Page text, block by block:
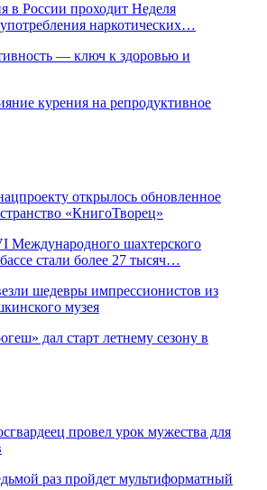
в России проходит Неделя
наркотических…
— ключ к здоровью и
курения на репродуктивное
открылось обновленное
«КнигоТворец»
Международного шахтерского
стали более 27 тысяч…
шедевры импрессионистов из
музея
дал старт летнему сезону в
провел урок мужества для
раз пройдет мультиформатный